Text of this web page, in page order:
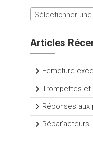
Sélectionner
Articles
Femeture
Trompettes et
Réponses
Répar’acteurs